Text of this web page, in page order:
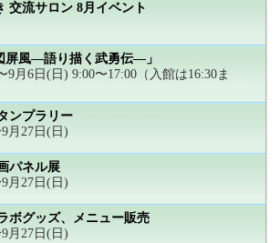
交流サロン 8月イベント
屏風―語り描く武勇伝―」
9月6日(日) 9:00〜17:00（入館は16:30ま
ンプラリー
月27日(日)
パネル展
月27日(日)
ボグッズ、メニュー販売
月27日(日)